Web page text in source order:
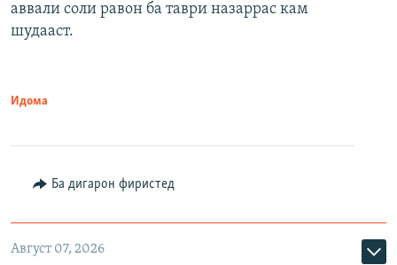
аввали соли равон ба таври назаррас кам
шудааст.
Идома
Ба дигарон фиристед
Август 07, 2026